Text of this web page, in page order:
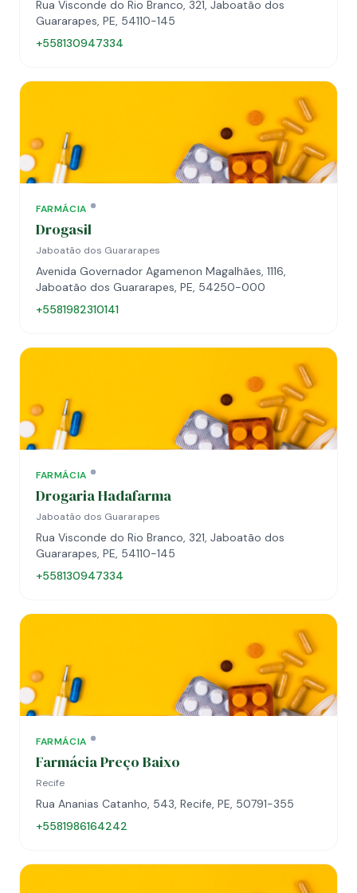
Rua Visconde do Rio Branco, 321, Jaboatão dos
Guararapes, PE, 54110-145
+558130947334
FARMÁCIA
Drogasil
Jaboatão dos Guararapes
Avenida Governador Agamenon Magalhães, 1116,
Jaboatão dos Guararapes, PE, 54250-000
+5581982310141
FARMÁCIA
Drogaria Hadafarma
Jaboatão dos Guararapes
Rua Visconde do Rio Branco, 321, Jaboatão dos
Guararapes, PE, 54110-145
+558130947334
FARMÁCIA
Farmácia Preço Baixo
Recife
Rua Ananias Catanho, 543, Recife, PE, 50791-355
+5581986164242